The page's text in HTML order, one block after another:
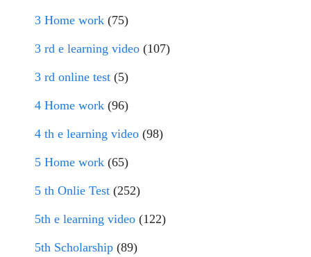
3 Home work (75)
3 rd e learning video (107)
3 rd online test (5)
4 Home work (96)
4 th e learning video (98)
5 Home work (65)
5 th Onlie Test (252)
5th e learning video (122)
5th Scholarship (89)